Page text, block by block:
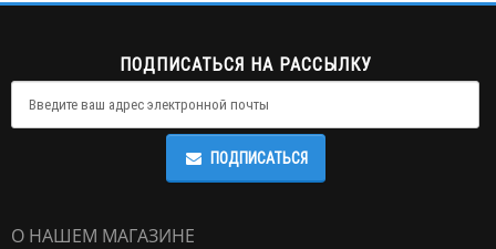
ПОДПИСАТЬСЯ НА РАССЫЛКУ
ПОДПИСАТЬСЯ
О НАШЕМ МАГАЗИНЕ